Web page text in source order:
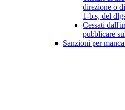
direzione o
1-bis, del
Cessati
pubblicare
Sanzioni per